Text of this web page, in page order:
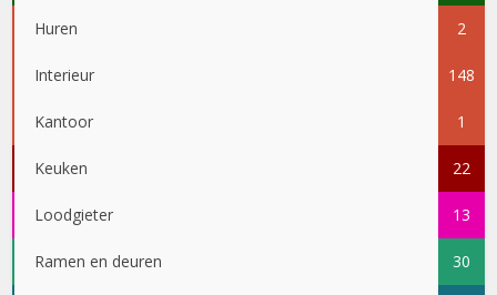
Huren 2
Interieur 148
Kantoor 1
Keuken 22
Loodgieter 13
Ramen en deuren 30